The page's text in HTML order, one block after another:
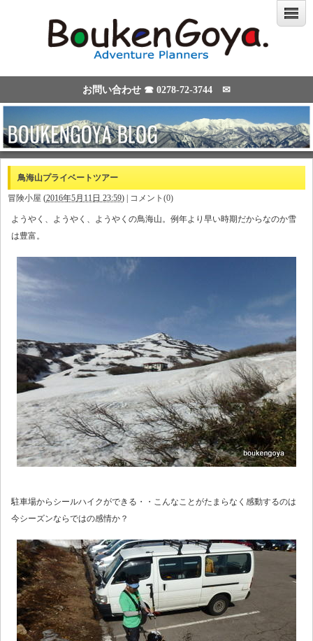
お問い合わせ ☎ 0278-72-3744 ✉
鳥海山プライベートツアー
冒険小屋 (2016年5月11日 23:59) | コメント(0)
ようやく、ようやく、ようやくの鳥海山。例年より早い時期だからなのか雪
は豊富。
駐車場からシールハイクができる・・こんなことがたまらなく感動するのは
今シーズンならではの感情か？